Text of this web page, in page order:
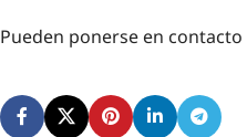
Pueden ponerse en